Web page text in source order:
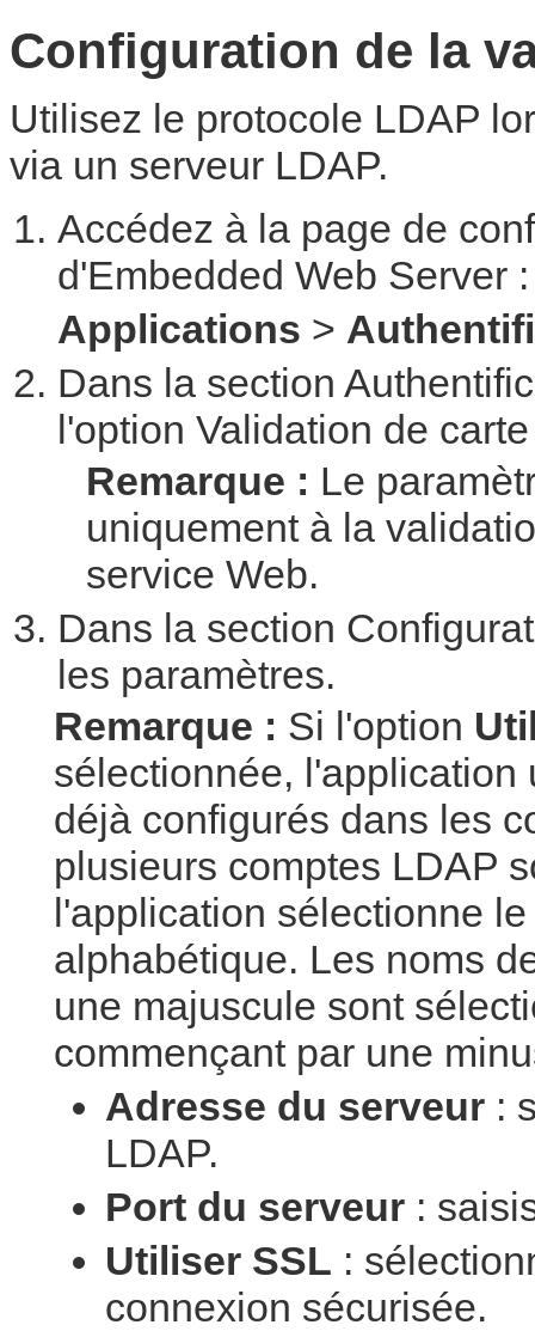
Configuration de la
Utilisez le protocole LDAP
via un serveur LDAP.
Accédez à la page de
d'Embedded Web Server :
Applications >
Dans la section
l'option Validation de
Remarque : Le
uniquement à la
service Web.
Dans la section
les paramètres.
Remarque : Si l'option
sélectionnée,
déjà configurés dans les
plusieurs comptes LDAP
l'application sélectionne
alphabétique. Les noms
une majuscule sont
commençant par une
Adresse du serveur :
LDAP.
Port du serveur :
Utiliser SSL :
connexion sécurisée.